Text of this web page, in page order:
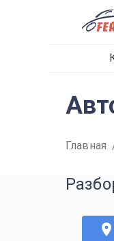
Главная